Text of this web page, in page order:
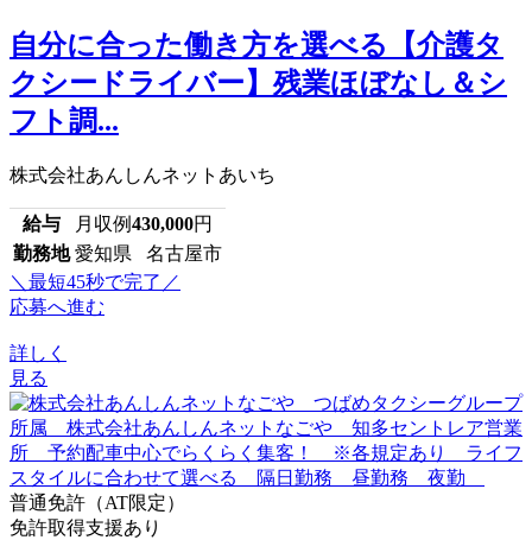
自分に合った働き方を選べる【介護タ
クシードライバー】残業ほぼなし＆シ
フト調...
株式会社あんしんネットあいち
給与 月収例430,000円
勤務地 愛知県 名古屋市
＼最短45秒で完了／
応募へ進む
詳しく
見る
普通免許（AT限定）
免許取得支援あり